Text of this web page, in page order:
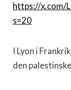
https://x.com/
s=20
I Lyon i
den